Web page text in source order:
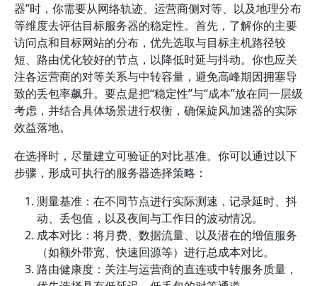
器”时，你需要从网络轨迹、运营商侧对等、以及地理分布
等维度去评估目标服务器的稳定性。首先，了解你的主要
访问点和目标网站的分布，优先选取与目标主机路径较
短、路由优化较好的节点，以降低时延与抖动。你也应关
注各运营商的对等关系与中转容量，避免高峰期因拥塞导
致的丢包率飙升。要点是把“稳定性”与“成本”放在同一层级
考虑，并结合具体场景进行权衡，确保旋风加速器的实际
效益落地。
在选择时，尽量建立可验证的对比基准。你可以通过以下
步骤，形成可执行的服务器选择策略：
测量基准：在不同节点进行实际测速，记录延时、抖
动、丢包值，以及夜间与工作日的波动情况。
成本对比：将月费、数据流量、以及潜在的增值服务
（如额外带宽、快速回源等）进行总成本对比。
路由健康度：关注与运营商的直连或中转服务质量，